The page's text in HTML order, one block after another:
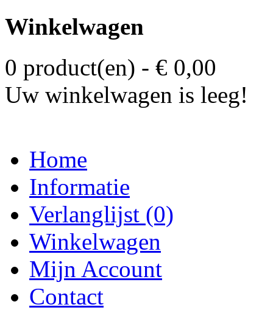
Winkelwagen
0 product(en) - € 0,00
Uw winkelwagen is leeg!
Home
Informatie
Verlanglijst (0)
Winkelwagen
Mijn Account
Contact